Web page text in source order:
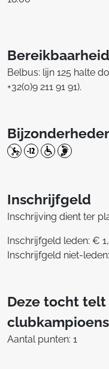
Bereikbaarheid
Belbus: lijn 125 halte
+32(0)9 211 91 91).
Inschrijfgeld
Inschrijving dient ter
Inschrijfgeld leden: €
Inschrijfgeld niet-
Deze tocht
Aantal punten: 1